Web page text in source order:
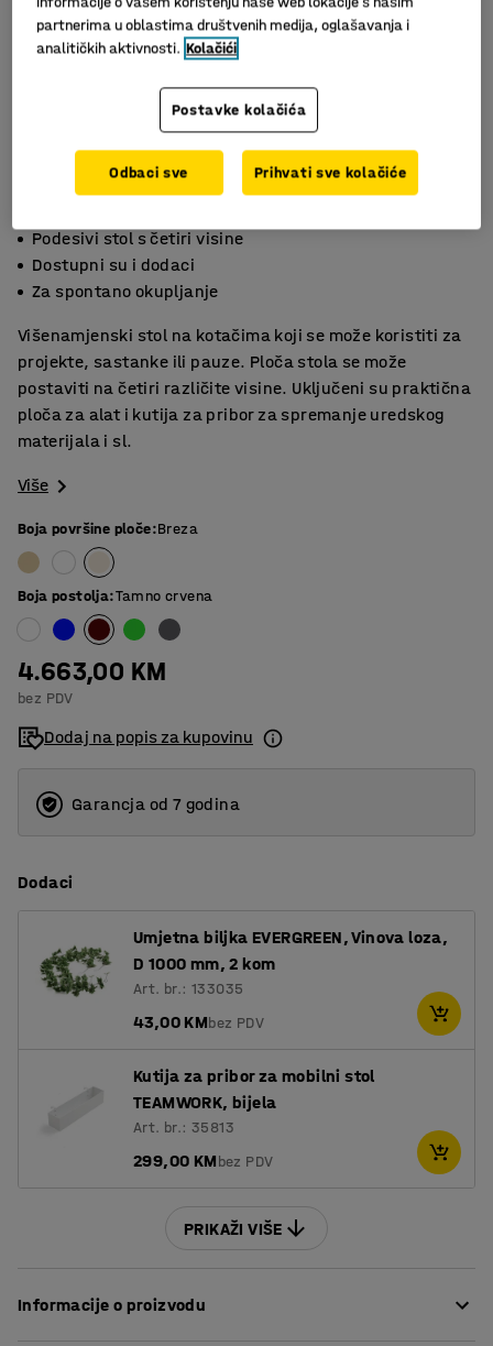
Podesivi stol s četiri visine
Dostupni su i dodaci
Za spontano okupljanje
Višenamjenski stol na kotačima koji se može koristiti za
projekte, sastanke ili pauze. Ploča stola se može
postaviti na četiri različite visine. Uključeni su praktična
ploča za alat i kutija za pribor za spremanje uredskog
materijala i sl.
Više
Boja površine ploče:Breza
Boja postolja:Tamno crvena
4.663,00 KM
bez PDV
Dodaj na popis za kupovinu
Garancja od 7 godina
Dodaci
Umjetna biljka EVERGREEN, Vinova loza,
D 1000 mm, 2 kom
Art. br.: 133035
43,00 KMbez PDV
Kutija za pribor za mobilni stol
TEAMWORK, bijela
Art. br.: 35813
299,00 KMbez PDV
PRIKAŽI VIŠE
Informacije o proizvodu
partnerima u oblastima društvenih medija, oglašavanja i
analitičkih aktivnosti. Kolačići
Postavke kolačića
Odbaci sve Prihvati sve kolačiće